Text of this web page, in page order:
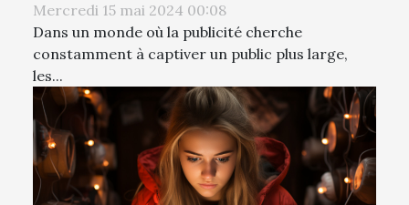
Mercredi 15 mai 2024 00:08
Dans un monde où la publicité cherche
constamment à captiver un public plus large,
les...